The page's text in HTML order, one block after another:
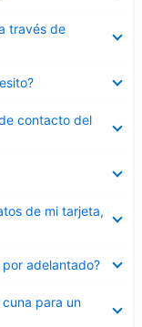
través de
contacto del
de mi tarjeta,
adelantado?
para un